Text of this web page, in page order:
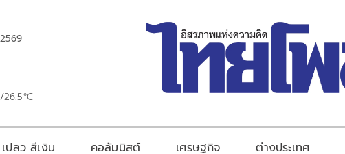
เปลว สีเงิน คอลัมนิสต์ เศรษฐกิจ ต่างประเทศ